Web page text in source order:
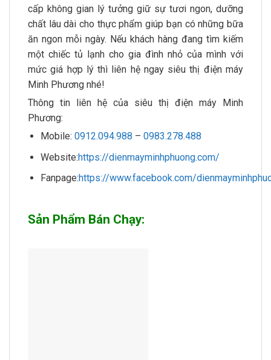
cấp không gian lý tưởng giữ sự tươi ngon, dưỡng
chất lâu dài cho thực phẩm giúp bạn có những bữa
ăn ngon mỗi ngày. Nếu khách hàng đang tìm kiếm
một chiếc tủ lạnh cho gia đình nhỏ của mình với
mức giá hợp lý thì liên hệ ngay siêu thị điện máy
Minh Phương nhé!
Thông tin liên hệ của siêu thị điện máy Minh
Phương:
Mobile: 0912.094.988 – 0983.278.488
Website:https://dienmayminhphuong.com/
Fanpage:https://www.facebook.com/
Sản Phẩm Bán Chạy: